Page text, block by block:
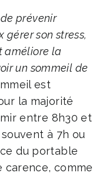
prévenir
gérer son stress,
améliore la
un sommeil de
est
la majorité
entre 8h30 et
à 7h ou
du portable
carence, comme